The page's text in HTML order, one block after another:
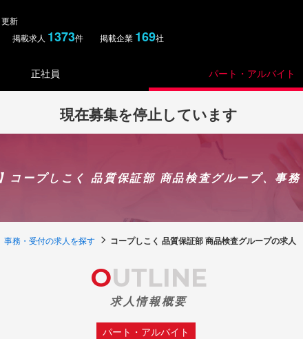
新
載求人 1373件 掲載企業 169社
正社員 パート・アルバイト
現在募集を停止しています
コープしこく 品質保証部 商品検査グループ、事
事務・受付の求人を探す コープしこく 品質保証部 商品検査グループの求人
OUTLINE
求人情報概要
パート・アルバイト